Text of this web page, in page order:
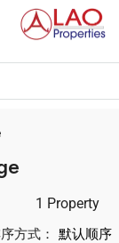
1 Property
方式： 默认顺序